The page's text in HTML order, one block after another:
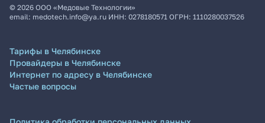
© 2026 ООО «Медовые Технологии»
email: medotech.info@ya.ru ИНН: 0278180571 ОГРН: 1110280037526
Тарифы в Челябинске
Провайдеры в Челябинске
Интернет по адресу в Челябинске
Частые вопросы